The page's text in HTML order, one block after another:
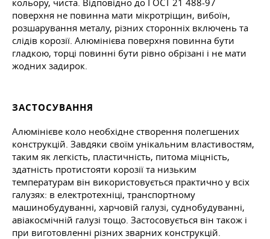
поверхня не повинна мати мікротріщин, вибоїн,
розшарування металу, різних сторонніх включень та
слідів корозії. Алюмінієва поверхня повинна бути
гладкою, торці повинні бути рівно обрізані і не мати
жодних задирок.
ЗАСТОСУВАННЯ
Алюмінієве коло необхідне створення полегшених
конструкцій. Завдяки своїм унікальним властивостям,
таким як легкість, пластичність, питома міцність,
здатність протистояти корозії та низьким
температурам він використовується практично у всіх
галузях: в електротехніці, транспортному
машинобудуванні, харчовій галузі, суднобудуванні,
авіакосмічній галузі тощо. Застосовується він також і
при виготовленні різних зварних конструкцій.